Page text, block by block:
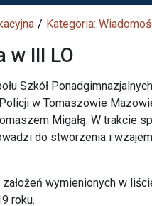
Kategoria:
w III LO
Szkół
w Tomaszowie
Migałą. W trakcie
do stworzenia i
wymienionych w
roku.